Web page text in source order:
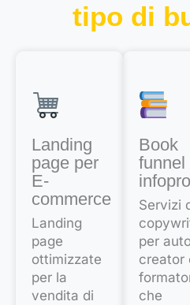
tipo di
Landing
page per
E-
commerce
Landing
page
ottimizzate
per la
vendita di
Book
funnel
Servizi
per
creator
che